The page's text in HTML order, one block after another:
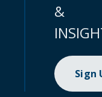
&
Sign